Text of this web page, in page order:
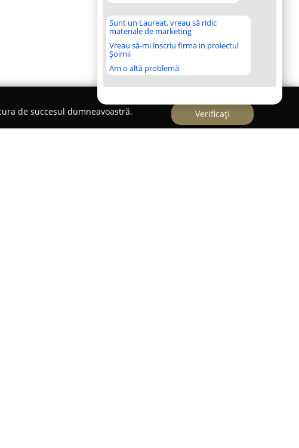
Sunt un Laureat, vreau să ridic
materiale de marketing
Vreau să-mi înscriu firma in proiectul
Șoimii
Am o altă problemă
de succesul dumneavoastră.
Verificați